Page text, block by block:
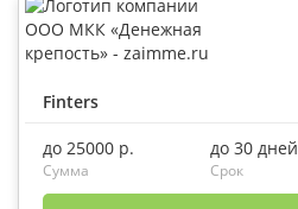
Finters
до 25000 р.
Сумма
до 30 дней
Срок